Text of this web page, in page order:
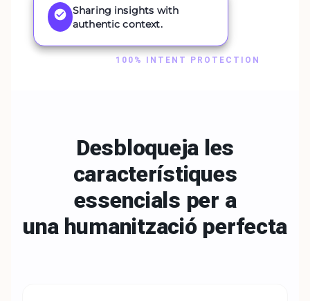
Sharing insights with
authentic context.
100% INTENT PROTECTION
Desbloqueja les
característiques
essencials per a
una humanització perfecta